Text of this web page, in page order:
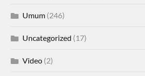
Umum (246)
Uncategorized (17)
Video (2)